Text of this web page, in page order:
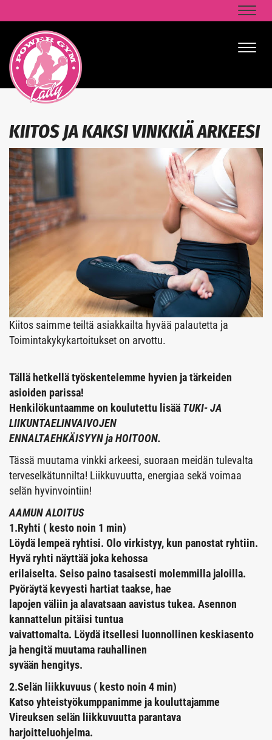
KIITOS JA KAKSI VINKKIÄ ARKEESI
Kiitos saimme teiltä asiakkailta hyvää palautetta ja
Toimintakykykartoitukset on arvottu.
Tällä hetkellä työskentelemme hyvien ja tärkeiden
asioiden parissa!
Henkilökuntaamme on koulutettu lisää TUKI- JA
LIIKUNTAELINVAIVOJEN
ENNALTAEHKÄISYYN ja HOITOON.
Tässä muutama vinkki arkeesi, suoraan meidän tulevalta
terveselkätunnilta! Liikkuvuutta, energiaa sekä voimaa
selän hyvinvointiin!
AAMUN ALOITUS
1.Ryhti ( kesto noin 1 min)
Löydä lempeä ryhtisi. Olo virkistyy, kun panostat ryhtiin.
Hyvä ryhti näyttää joka kehossa
erilaiselta. Seiso paino tasaisesti molemmilla jaloilla.
Pyöräytä kevyesti hartiat taakse, hae
lapojen väliin ja alavatsaan aavistus tukea. Asennon
kannattelun pitäisi tuntua
vaivattomalta. Löydä itsellesi luonnollinen keskiasento
ja hengitä muutama rauhallinen
syvään hengitys.
2.Selän liikkuvuus ( kesto noin 4 min)
Katso yhteistyökumppanimme ja kouluttajamme
Vireuksen selän liikkuvuutta parantava
harjoitteluohjelma.